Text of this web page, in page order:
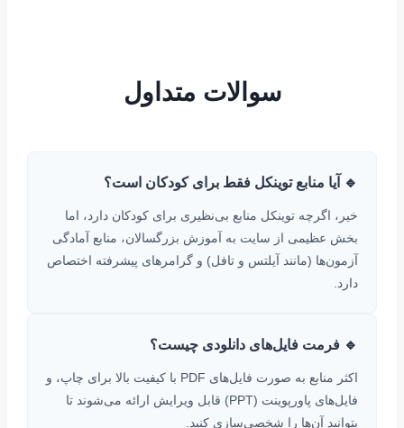
سوالات متداول
🔹 آیا منابع توینکل فقط برای کودکان است؟
خیر، اگرچه توینکل منابع بی‌نظیری برای کودکان دارد، اما
بخش عظیمی از سایت به آموزش بزرگسالان، منابع آمادگی
آزمون‌ها (مانند آیلتس و تافل) و گرامرهای پیشرفته اختصاص
دارد.
🔹 فرمت فایل‌های دانلودی چیست؟
اکثر منابع به صورت فایل‌های PDF با کیفیت بالا برای چاپ، و
فایل‌های پاورپوینت (PPT) قابل ویرایش ارائه می‌شوند تا
بتوانید آن‌ها را شخصی‌سازی کنید.